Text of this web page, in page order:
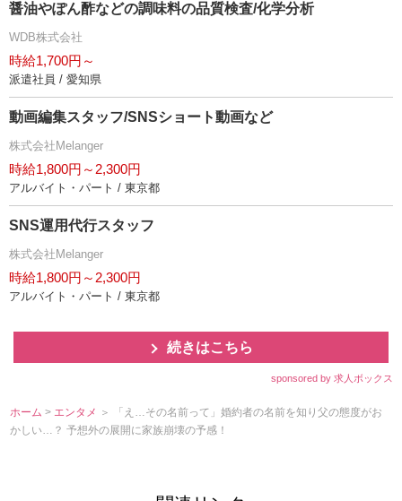
醤油やぽん酢などの調味料の品質検査/化学分析
WDB株式会社
時給1,700円～
派遣社員 / 愛知県
動画編集スタッフ/SNSショート動画など
株式会社Melanger
時給1,800円～2,300円
アルバイト・パート / 東京都
SNS運用代行スタッフ
株式会社Melanger
時給1,800円～2,300円
アルバイト・パート / 東京都
続きはこちら
sponsored by 求人ボックス
ホーム > エンタメ ＞ 「え…その名前って」婚約者の名前を知り父の態度がお
かしい…？ 予想外の展開に家族崩壊の予感！